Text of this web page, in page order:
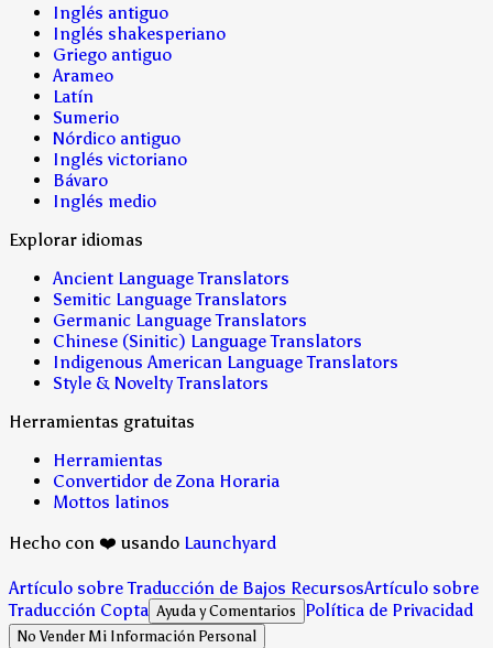
Inglés antiguo
Inglés shakesperiano
Griego antiguo
Arameo
Latín
Sumerio
Nórdico antiguo
Inglés victoriano
Bávaro
Inglés medio
Explorar idiomas
Ancient Language Translators
Semitic Language Translators
Germanic Language Translators
Chinese (Sinitic) Language Translators
Indigenous American Language Translators
Style & Novelty Translators
Herramientas gratuitas
Herramientas
Convertidor de Zona Horaria
Mottos latinos
Hecho con ❤️ usando Launchyard
Artículo sobre Traducción de Bajos RecursosArtículo sobre
Traducción Copta Ayuda y Comentarios Política de Privacidad
No Vender Mi Información Personal